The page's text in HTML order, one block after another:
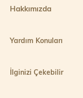
Hakkımızda
Yardım Konuları
İlginizi Çekebilir